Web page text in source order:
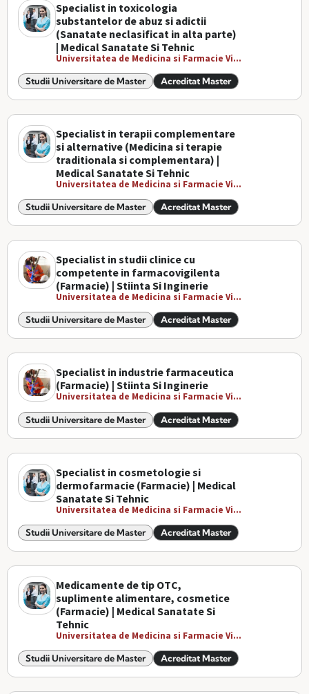
Specialist in toxicologia
substantelor de abuz si adictii
(Sanatate neclasificat in alta parte)
| Medical Sanatate Si Tehnic
Universitatea de Medicina si Farmacie Vi...
Studii Universitare de Master Acreditat Master
Specialist in terapii complementare
si alternative (Medicina si terapie
traditionala si complementara) |
Medical Sanatate Si Tehnic
Universitatea de Medicina si Farmacie Vi...
Studii Universitare de Master Acreditat Master
Specialist in studii clinice cu
competente in farmacovigilenta
(Farmacie) | Stiinta Si Inginerie
Universitatea de Medicina si Farmacie Vi...
Studii Universitare de Master Acreditat Master
Specialist in industrie farmaceutica
(Farmacie) | Stiinta Si Inginerie
Universitatea de Medicina si Farmacie Vi...
Studii Universitare de Master Acreditat Master
Specialist in cosmetologie si
dermofarmacie (Farmacie) | Medical
Sanatate Si Tehnic
Universitatea de Medicina si Farmacie Vi...
Studii Universitare de Master Acreditat Master
Medicamente de tip OTC,
suplimente alimentare, cosmetice
(Farmacie) | Medical Sanatate Si
Tehnic
Universitatea de Medicina si Farmacie Vi...
Studii Universitare de Master Acreditat Master